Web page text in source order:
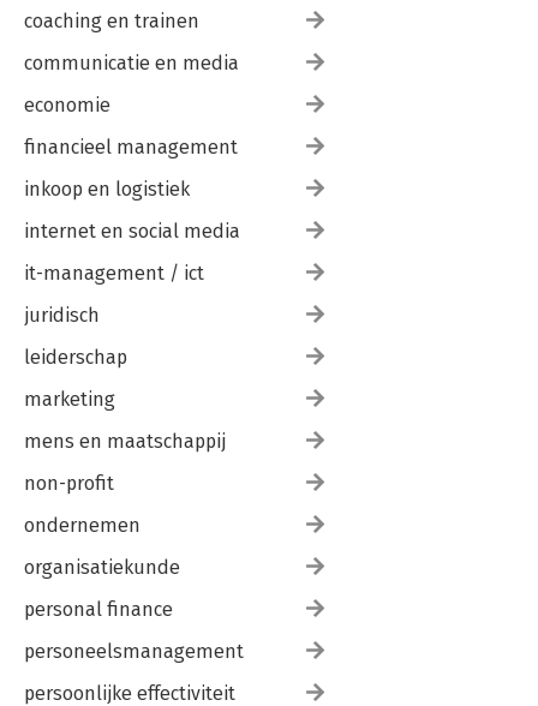
coaching en trainen
communicatie en media
economie
financieel management
inkoop en logistiek
internet en social media
it-management / ict
juridisch
leiderschap
marketing
mens en maatschappij
non-profit
ondernemen
organisatiekunde
personal finance
personeelsmanagement
persoonlijke effectiviteit